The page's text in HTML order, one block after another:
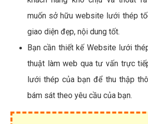
muốn sở hữu website lưới thép
giao diện đẹp, nội dung tốt.
Bạn cần thiết kế Website lưới
thuật làm web qua tư vấn trực
lưới thép của bạn để thu thập
bám sát theo yêu cầu của bạn.